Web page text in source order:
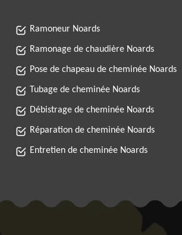
Ramoneur Noards
Ramonage de chaudière Noards
Pose de chapeau de cheminée Noards
Tubage de cheminée Noards
Débistrage de cheminée Noards
Réparation de cheminée Noards
Entretien de cheminée Noards